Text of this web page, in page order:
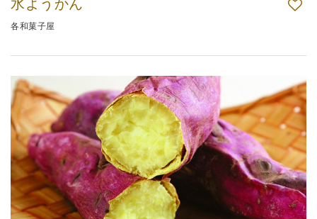
水ようかん
各和菓子屋